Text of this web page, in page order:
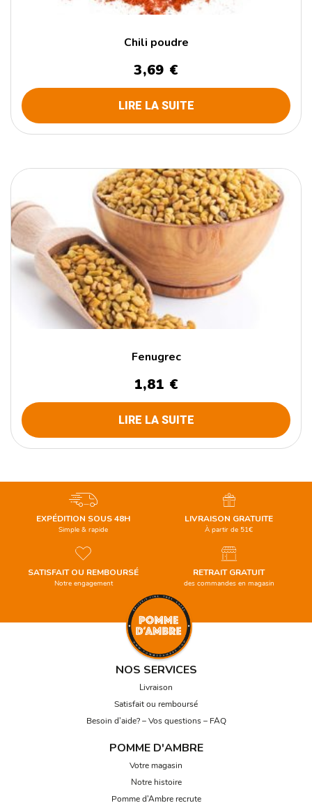
Chili poudre
3,69 €
LIRE LA SUITE
Fenugrec
1,81 €
LIRE LA SUITE
EXPÉDITION SOUS 48H
Simple & rapide
SATISFAIT OU REMBOURSÉ
Notre engagement
LIVRAISON GRATUITE
À partir de 51€
RETRAIT GRATUIT
des commandes en magasin
NOS SERVICES
Livraison
Satisfait ou remboursé
Besoin d’aide? – Vos questions – FAQ
POMME D'AMBRE
Votre magasin
Notre histoire
Pomme d’Ambre recrute